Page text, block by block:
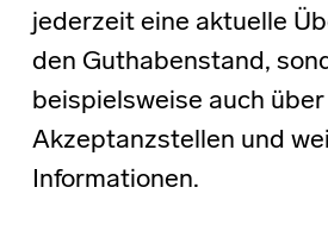
jederzeit eine aktuelle
den Guthabenstand,
beispielsweise auch über
Akzeptanzstellen und
Informationen.